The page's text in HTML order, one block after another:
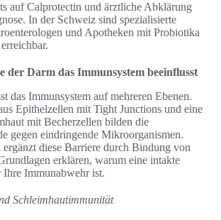
auf Calprotectin und ärztliche Abklärung
In der Schweiz sind spezialisierte
und Apotheken mit Probiotika
der Darm das Immunsystem beeinflusst
das Immunsystem auf mehreren Ebenen.
Epithelzellen mit Tight Junctions und eine
mit Becherzellen bilden die
gegen eindringende Mikroorganismen.
ergänzt diese Barriere durch Bindung von
erklären, warum eine intakte
Immunabwehr ist.
Schleimhautimmunität